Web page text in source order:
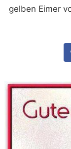
gelben Eimer